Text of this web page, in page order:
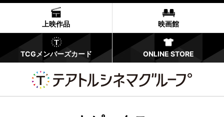
上映作品 映画館
TCGメンバーズカード ONLINE STORE